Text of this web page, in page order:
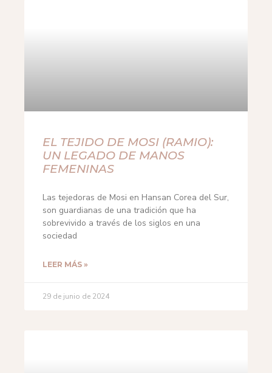
EL TEJIDO DE MOSI (RAMIO):
UN LEGADO DE MANOS
FEMENINAS
Las tejedoras de Mosi en Hansan Corea del Sur,
son guardianas de una tradición que ha
sobrevivido a través de los siglos en una
sociedad
LEER MÁS »
29 de junio de 2024